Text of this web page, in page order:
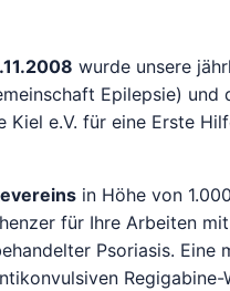
wurde unsere
Epilepsie)
e.V. für eine Erste
in Höhe von
für Ihre Arbeiten
Psoriasis. Eine
Regigabine-